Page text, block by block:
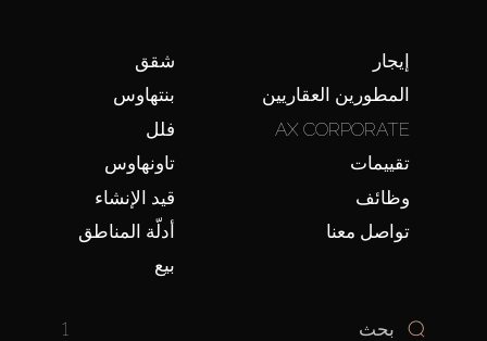
شقق
بنتهاوس
فلل
تاونهاوس
قيد الإنشاء
أدلّة المناطق
بيع
إيجار
المطورين العقاريين
AX CORPORATE
تقييمات
وظائف
تواصل معنا
1